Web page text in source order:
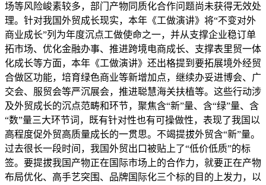
场等风险峻素较多，部门产物同质化合作问题尚未获得无效处
理。针对我国外贸成长现实，本年《工做演讲》将“不变对外
商业成长”列为年度沉点工做使命之一，并从支撑企业稳订单
拓市场、优化金融办事、推进跨境电商成长、支撑表里贸一体
化成长等方面，本年《工做演讲》还出格提到要拓展境外经贸
合做区功能，培育绿色商业等新增加点，继续办妥进博会、广
交会、服贸会等严沉展会，推进聪慧海关扶植等。这些行动涉
及外贸成长的沉点范畴和环节，聚焦含“新”量、含“绿”量、含
“数”量三大环节词，既有针对性也有可操做性，表现了我国以
高程度促外贸高质量成长的一贯思。不竭提拔外贸含“新”量。
过去很长一段时间，我国外贸出口被贴上了“低价低质”的标
签。要提拔我国产物正在国际市场上的合作力，就要正在产物
布局优化、高手艺突围、品牌国际化三个标的目的上发力，以